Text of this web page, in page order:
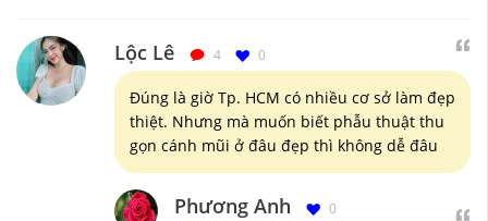
Lộc Lê 4 0
Đúng là giờ Tp. HCM có nhiều cơ sở làm đẹp
thiệt. Nhưng mà muốn biết phẫu thuật thu
gọn cánh mũi ở đâu đẹp thì không dễ đâu
Phương Anh 0